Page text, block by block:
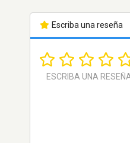
Escriba una reseña